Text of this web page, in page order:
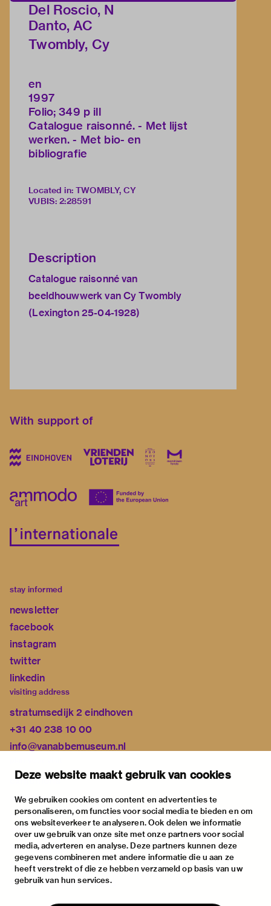
Deze website maakt gebruik van cookies
We gebruiken cookies om content en advertenties te
personaliseren, om functies voor social media te bieden en om
ons websiteverkeer te analyseren. Ook delen we informatie
over uw gebruik van onze site met onze partners voor social
media, adverteren en analyse. Deze partners kunnen deze
gegevens combineren met andere informatie die u aan ze
heeft verstrekt of die ze hebben verzameld op basis van uw
gebruik van hun services.
Del Roscio, N
Danto, AC
Twombly, Cy
en
1997
Folio; 349 p ill
Catalogue raisonné. - Met lijst
werken. - Met bio- en
bibliografie
Located in: TWOMBLY, CY
VUBIS: 2:28591
Description
Catalogue raisonné van
beeldhouwwerk van Cy Twombly
(Lexington 25-04-1928)
With support of
stay informed
newsletter
facebook
instagram
twitter
linkedin
visiting address
stratumsedijk 2 eindhoven
+31 40 238 10 00
info@vanabbemuseum.nl
exhibitions
activities
practical information
about
the museum
the collection
foundations & partners